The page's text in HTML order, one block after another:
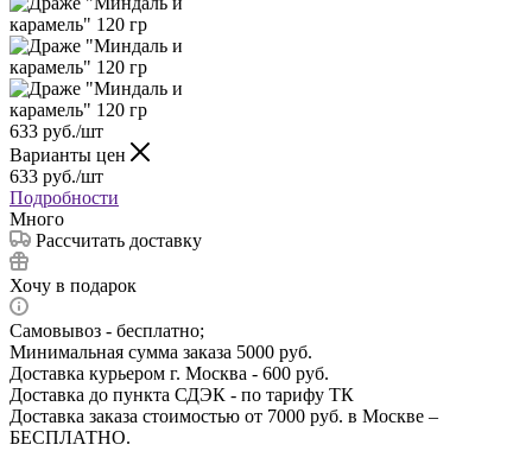
633 руб./шт
Варианты цен
633 руб./шт
Подробности
Много
Рассчитать доставку
Хочу в подарок
Самовывоз - бесплатно;
Минимальная сумма заказа 5000 руб.
Доставка курьером г. Москва - 600 руб.
Доставка до пункта СДЭК - по тарифу ТК
Доставка заказа стоимостью от 7000 руб. в Москве –
БЕСПЛАТНО.